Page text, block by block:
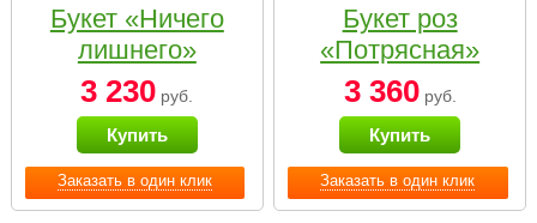
Заказать в один клик
Букет «Ничего
лишнего»
3 230 руб.
Купить
Заказать в один клик
Букет роз
«Потрясная»
3 360руб.
Купить